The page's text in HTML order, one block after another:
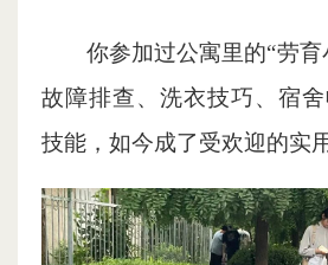
你参加过公寓里的“劳育
故障排查、洗衣技巧、宿
技能，如今成了受欢迎的实